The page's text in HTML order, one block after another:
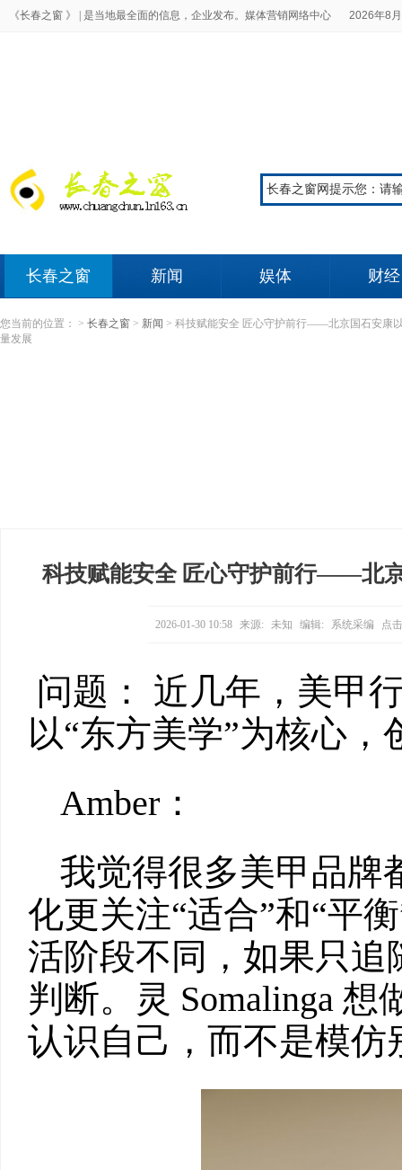
《长春之窗 》 | 是当地最全面的信息，企业发布。媒体营销网络中心 2026年8
长春之窗 新闻 娱体 财经
您当前的位置： > 长春之窗 > 新闻 > 科技赋能安全 匠心守护前行——北京国石安康
量发展
科技赋能安全 匠心守护前行——北
2026-01-30 10:58 来源: 未知 编辑: 系统采编 点
问题： 近几年，美甲
以“东方美学”为核心，
Amber：
我觉得很多美甲品牌
化更关注“适合”和“平
活阶段不同，如果只
判断。灵 Somalinga
认识自己，而不是模仿